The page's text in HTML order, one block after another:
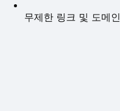
무제한 링크 및 도메인